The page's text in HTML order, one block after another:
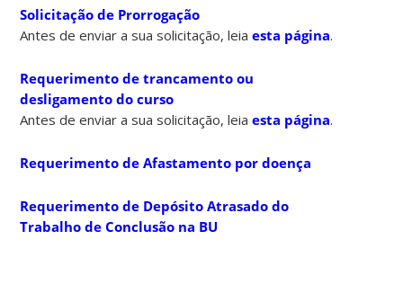
Solicitação de Prorrogação
Antes de enviar a sua solicitação, leiaesta página.
Requerimento de trancamento ou
desligamento do curso
Antes de enviar a sua solicitação, leiaesta página.
Requerimento de Afastamento por doença
Requerimento de Depósito Atrasado do
Trabalho de Conclusão na BU